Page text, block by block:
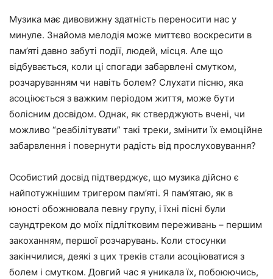
Музика має дивовижну здатність переносити нас у
минуле. Знайома мелодія може миттєво воскресити в
пам’яті давно забуті події, людей, місця. Але що
відбувається, коли ці спогади забарвлені смутком,
розчаруванням чи навіть болем? Слухати пісню, яка
асоціюється з важким періодом життя, може бути
болісним досвідом. Однак, як стверджують вчені, чи
можливо “реабілітувати” такі треки, змінити їх емоційне
забарвлення і повернути радість від прослуховування?
Особистий досвід підтверджує, що музика дійсно є
найпотужнішим тригером пам’яті. Я пам’ятаю, як в
юності обожнювала певну групу, і їхні пісні були
саундтреком до моїх підлітковим переживань – першим
закоханням, першої розчарувань. Коли стосунки
закінчилися, деякі з цих треків стали асоціюватися з
болем і смутком. Довгий час я уникала їх, побоюючись,